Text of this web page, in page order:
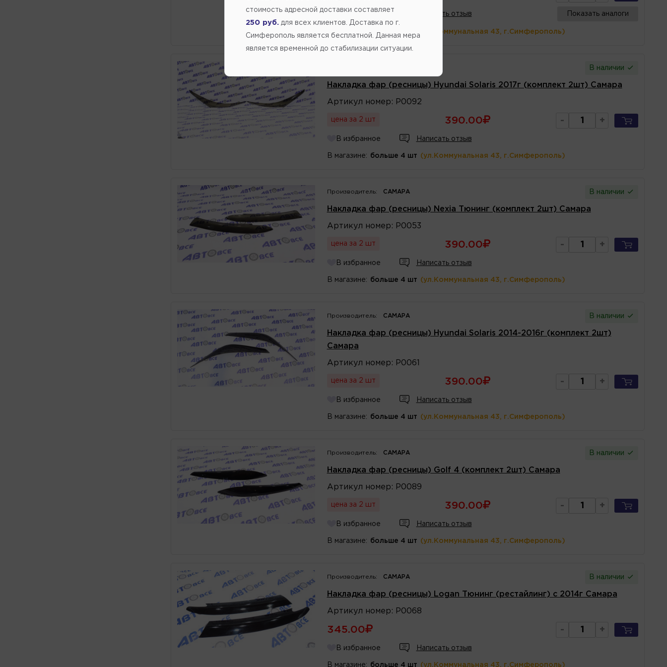
В избранное Написать отзыв Показать аналоги
В магазине: больше 4 шт (ул.Коммунальная 43, г.Симферополь)
В наличии
Накладка фар (ресницы) Hyundai Solaris 2017г (комплект 2шт) Самара
Артикул номер : Р0092
цена за 2 шт 390.00 - +
В избранное Написать отзыв
В магазине: больше 4 шт (ул.Коммунальная 43, г.Симферополь)
Производитель: САМАРА В наличии
Накладка фар (ресницы) Nexia Тюнинг (комплект 2шт) Самара
Артикул номер : Р0053
цена за 2 шт 390.00 - +
В избранное Написать отзыв
В магазине: больше 4 шт (ул.Коммунальная 43, г.Симферополь)
Производитель: САМАРА В наличии
Накладка фар (ресницы) Hyundai Solaris 2014-2016г (комплект 2шт)
Самара
Артикул номер : Р0061
цена за 2 шт 390.00 - +
В избранное Написать отзыв
В магазине: больше 4 шт (ул.Коммунальная 43, г.Симферополь)
Производитель: САМАРА В наличии
Накладка фар (ресницы) Golf 4 (комплект 2шт) Самара
Артикул номер : Р0089
цена за 2 шт 390.00 - +
В избранное Написать отзыв
В магазине: больше 4 шт (ул.Коммунальная 43, г.Симферополь)
Производитель: САМАРА В наличии
Накладка фар (ресницы) Logan Тюнинг (рестайлинг) с 2014г Самара
Артикул номер : Р0068
345.00 - +
В избранное Написать отзыв
В магазине: больше 4 шт (ул.Коммунальная 43, г.Симферополь)
стоимость адресной доставки составляет
250 руб. для всех клиентов. Доставка по г.
Симферополь является бесплатной. Данная мера
является временной до стабилизации ситуации.